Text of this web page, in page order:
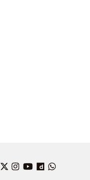
Facebook
Twitter
Instagram
YouTube
Dailymotion